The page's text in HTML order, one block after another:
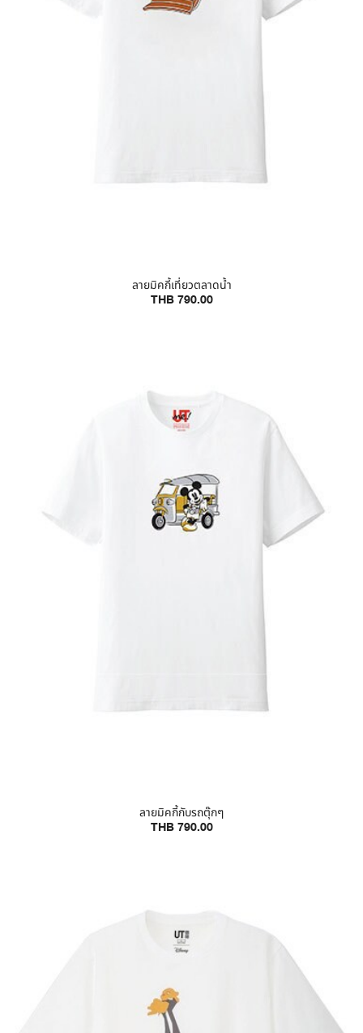
ลายมิคกี้เที่ยวตลาดน้ำ
THB 790.00
ลายมิคกี้กับรถตุ๊กๆ
THB 790.00